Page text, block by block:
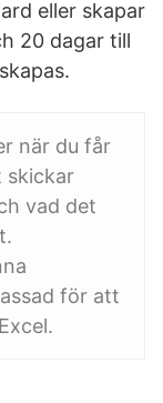
eller skapar
20 dagar till
när du får
skickar
vad det
för att